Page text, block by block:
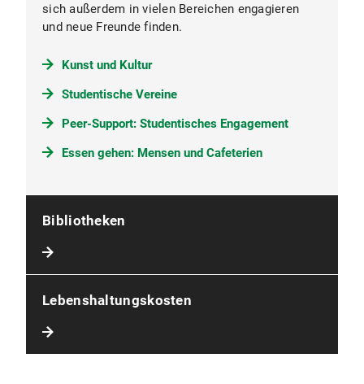
sich außerdem in vielen Bereichen engagieren
und neue Freunde finden.
Kunst und Kultur
Studentische Vereine
Peer-Support: Studentisches Engagement
Essen gehen: Mensen und Cafeterien
Bibliotheken
Lebenshaltungskosten